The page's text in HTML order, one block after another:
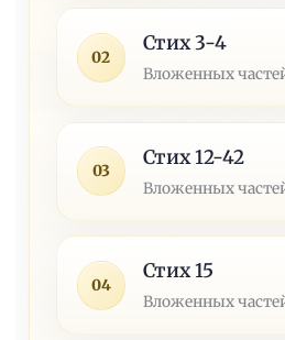
02
Стих 3-4
Вложенных
03
Стих 12-42
Вложенных
04
Стих 15
Вложенных